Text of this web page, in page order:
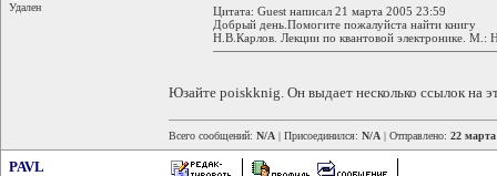
Удален
Цитата: Guest написал 21 марта 2005 23:59
Добрый день.Помогите пожалуйста найти книгу
Н.В.Карлов. Лекции по квантовой электронике. М.:
Юзайте poiskknig. Он выдает несколько ссылок на
Всего сообщений: N/A | Присоединился: N/A | Отправлено: 22 марта
PAVL